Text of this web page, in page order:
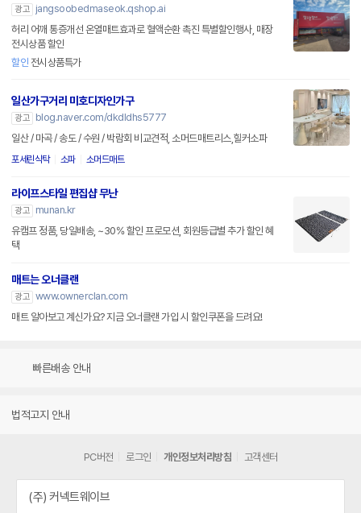
광고
jangsoobedmaseok.qshop.ai
허리 어깨 통증개선 온열매트효과로 혈액순환 촉진 특별할인행사, 매장
전시상품 할인
할인 전시상품특가
일산가구거리 미호디자인가구
광고
blog.naver.com/dkdldhs5777
일산 / 마곡 / 송도 / 수원 / 박람회 비교견적, 소머드매트리스,힐커소파
포세린식탁 소파 소머드매트
라이프스타일 편집샵 무난
광고
munan.kr
유캠프 정품, 당일배송, ~30% 할인 프로모션, 회원등급별 추가 할인 혜
택
매트는 오너클랜
광고 www.ownerclan.com
매트 알아보고 계신가요? 지금 오너클랜 가입 시 할인쿠폰을 드려요!
빠른배송 안내
법적고지 안내
PC버전 로그인 개인정보처리방침 고객센터
(주) 커넥트웨이브